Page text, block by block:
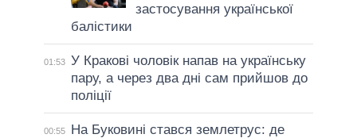
застосування української
балістики
01:53 У Кракові чоловік напав на українську
пару, а через два дні сам прийшов до
поліції
00:55
На Буковині стався землетрус: де